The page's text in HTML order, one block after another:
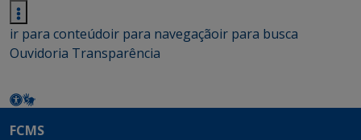
ir para conteúdoir para navegaçãoir para busca
Ouvidoria Transparência
FCMS